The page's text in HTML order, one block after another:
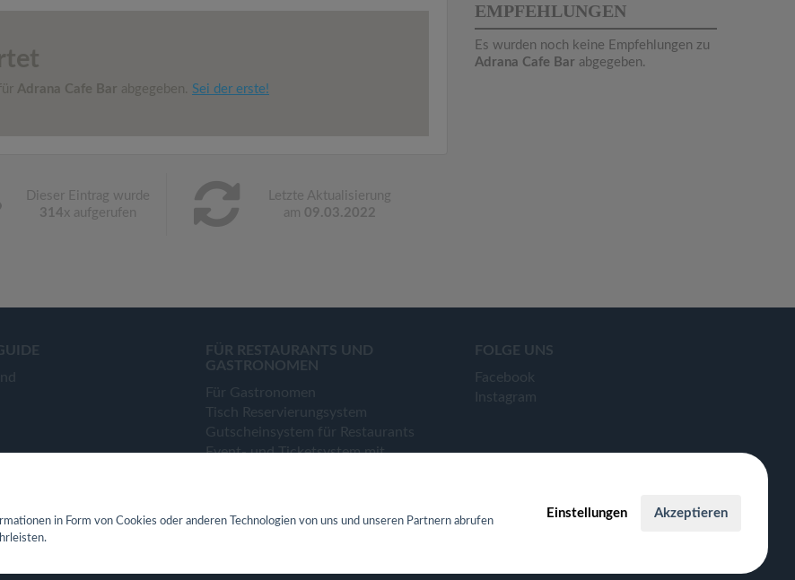
Adrana Cafe Bar abgegeben. Sei der erste!
Dieser Eintrag wurde
314x aufgerufen
Letzte Aktualisierung
am 09.03.2022
EMPFEHLUNGEN
Es wurden noch keine Empfehlungen zu
Adrana Cafe Bar abgegeben.
FÜR RESTAURANTS UND
GASTRONOMEN
Für Gastronomen
Tisch Reservierungsystem
Gutscheinsystem für Restaurants
Event- und Ticketsystem mit
Webseiten für Restaurant
FOLGE UNS
Facebook
Instagram
in Form von Cookies oder anderen Technologien von uns und unseren Partnern abrufen
Einstellungen Akzeptieren